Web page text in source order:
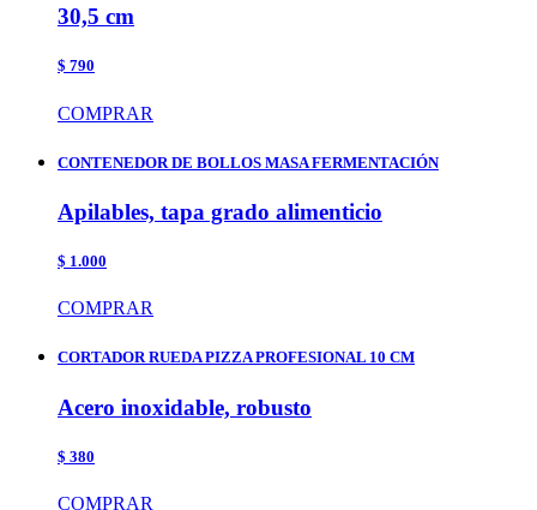
30,5 cm
$ 790
COMPRAR
CONTENEDOR DE BOLLOS MASA FERMENTACIÓN
Apilables, tapa grado alimenticio
$ 1.000
COMPRAR
CORTADOR RUEDA PIZZA PROFESIONAL 10 CM
Acero inoxidable, robusto
$ 380
COMPRAR